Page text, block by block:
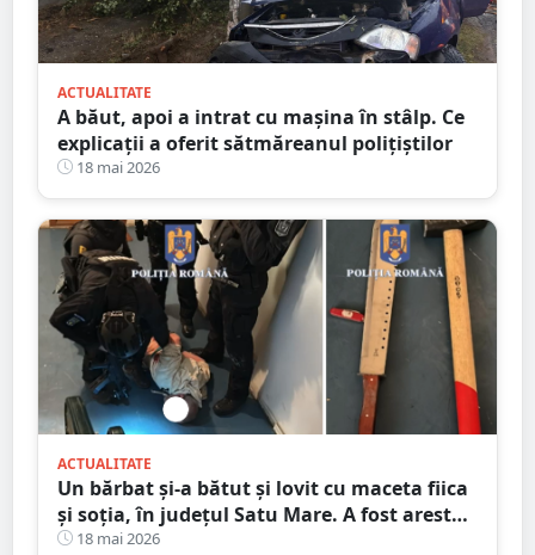
ACTUALITATE
A băut, apoi a intrat cu mașina în stâlp. Ce
explicații a oferit sătmăreanul polițiștilor
18 mai 2026
ACTUALITATE
Un bărbat și-a bătut și lovit cu maceta fiica
și soția, în județul Satu Mare. A fost arestat
preventiv
18 mai 2026